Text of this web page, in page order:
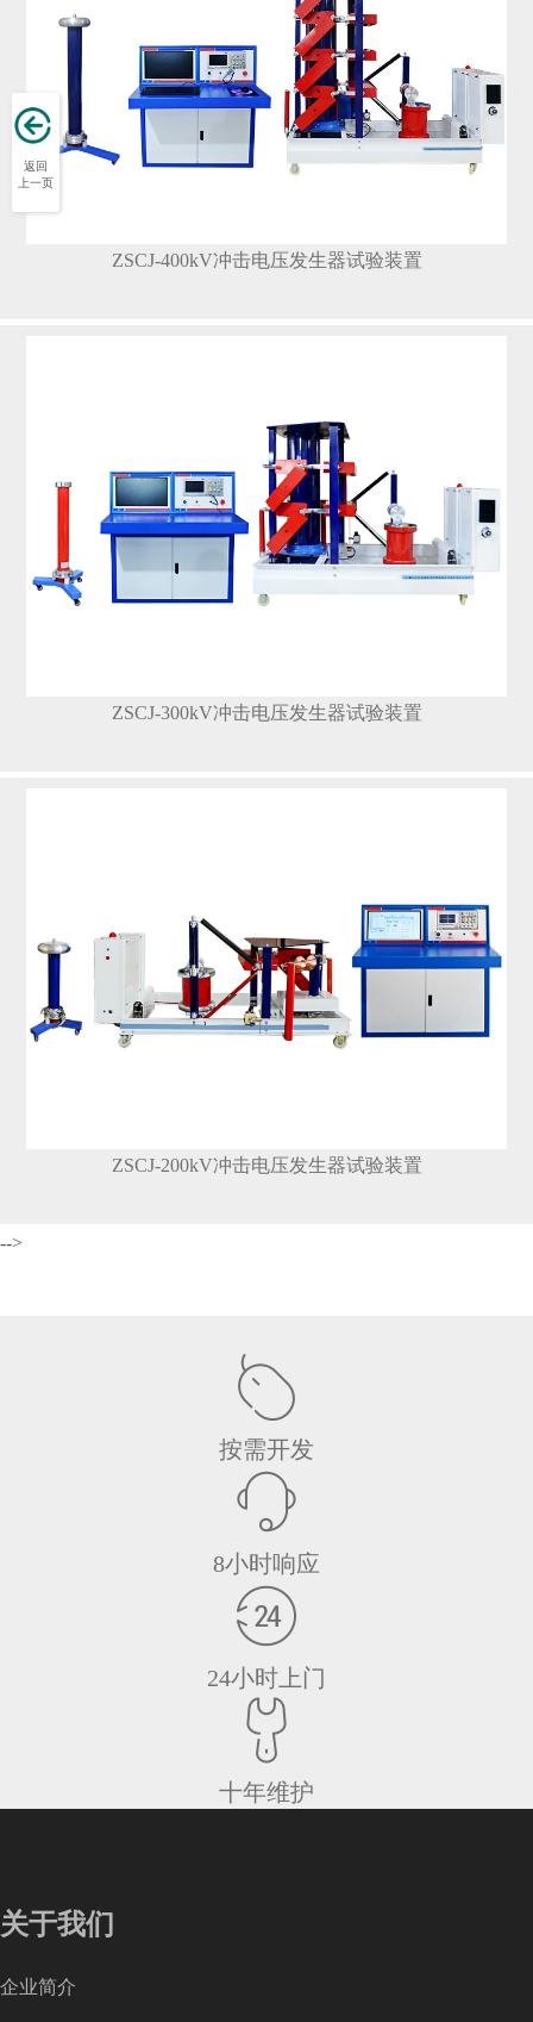
ZSCJ-400kV冲击电压发生器试验装置
ZSCJ-300kV冲击电压发生器试验装置
ZSCJ-200kV冲击电压发生器试验装置
-->
按需开发
8小时响应
24小时上门
十年维护
关于我们
企业简介
返回
上一页